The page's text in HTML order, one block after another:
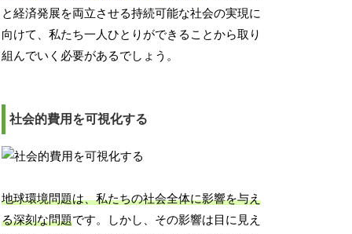
と経済発展を両立させる持続可能な社会の実現に
向けて、私たち一人ひとりができることから取り
組んでいく必要があるでしょう。
社会的費用を可視化する
地球環境問題は、私たちの社会全体に影響を与え
る深刻な問題です。しかし、その影響は目に見え